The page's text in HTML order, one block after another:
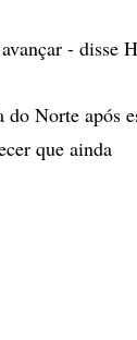
- disse
do Norte após
que ainda